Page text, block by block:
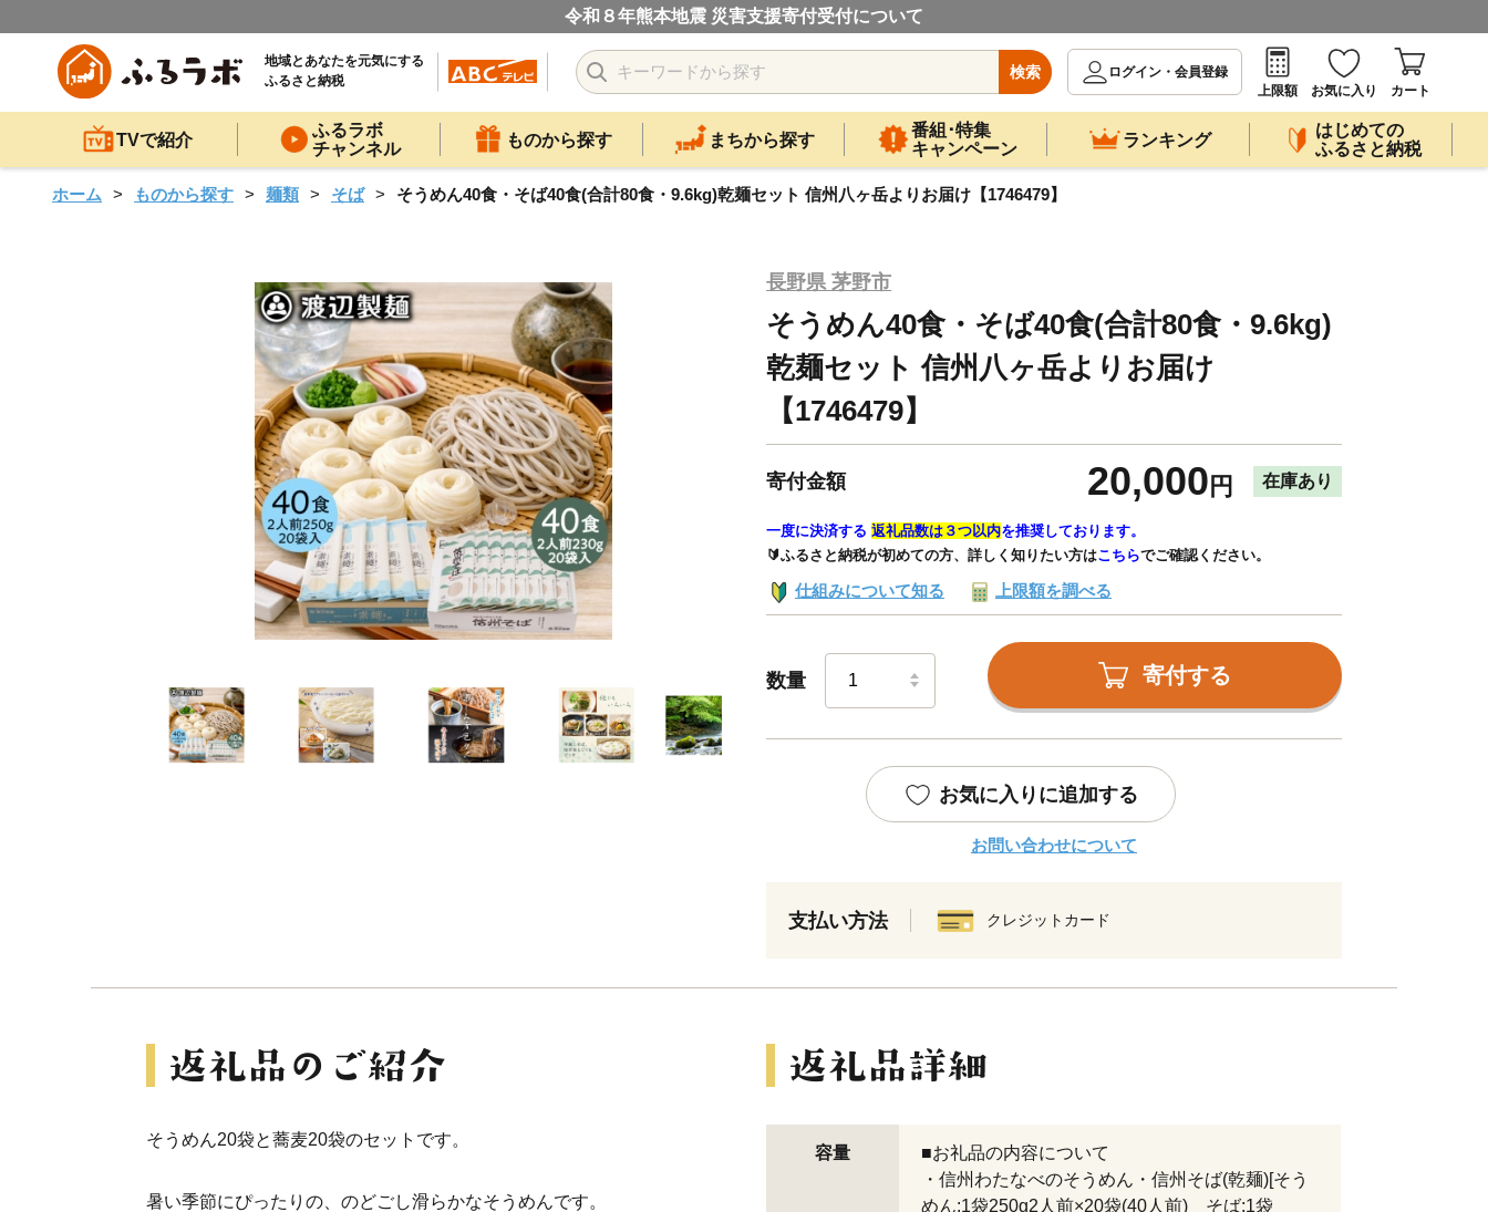
令和８年熊本地震 災害支援寄付受付について
地域とあなたを元気にする
ふるさと納税
検索
ログイン・会員登録
上限額
お気に入り カート
TVで紹介
ふるラボ
チャンネル
ものから探す まちから探す
番組･特集
キャンペーン
ランキング
はじめての
ふるさと納税
ホーム ものから探す 麺類 そば そうめん40食・そば40食(合計80食・9.6kg)乾麺セット 信州八ヶ岳よりお届け【1746479】
長野県 茅野市
そうめん40食・そば40食(合計80食・9.6kg)
乾麺セット 信州八ヶ岳よりお届け
【1746479】
寄付金額 20,000 円 在庫あり
一度に決済する 返礼品数は３つ以内を推奨しております。
🔰ふるさと納税が初めての方、詳しく知りたい方はこちらでご確認ください。
仕組みについて知る 上限額を調べる
数量 寄付する
お気に入りに追加する
お問い合わせについて
支払い方法 クレジットカード
そうめん20袋と蕎麦20袋のセットです。
暑い季節にぴったりの、のどごし滑らかなそうめんです。
容量
■お礼品の内容について
・信州わたなべのそうめん・信州そば(乾麺)[そう
めん:1袋250g2人前×20袋(40人前) そば:1袋